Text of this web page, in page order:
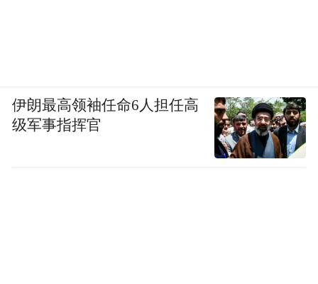
伊朗最高领袖任命6人担任高
级军事指挥官